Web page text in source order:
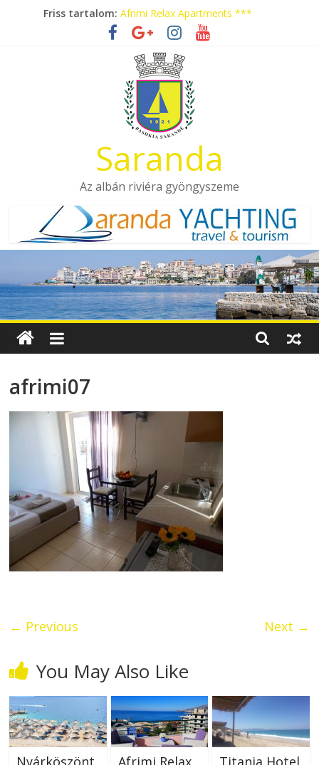
Friss tartalom: Afrimi Relax Apartments ***
Tengerparti nyaralás autóbusszal!
Eladó apartmanok Sarandában
Hotel Pini ***
Aquamarine Apartments
Saranda
Az albán riviéra gyöngyszeme
afrimi07
← Previous Next →
You May Also Like